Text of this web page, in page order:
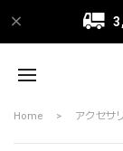
Home アクセサ